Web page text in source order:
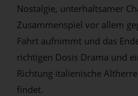
Nostalgie, unterhaltsamer
Zusammenspiel vor allem
Fahrt aufnimmt und das
richtigen Dosis Drama und
Richtung italienische
findet.